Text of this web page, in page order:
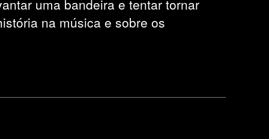
uma bandeira e tentar tornar
na música e sobre os